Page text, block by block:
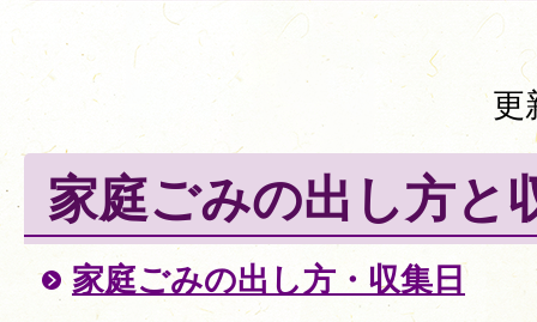
更
家庭ごみの出し方と
家庭ごみの出し方・収集日